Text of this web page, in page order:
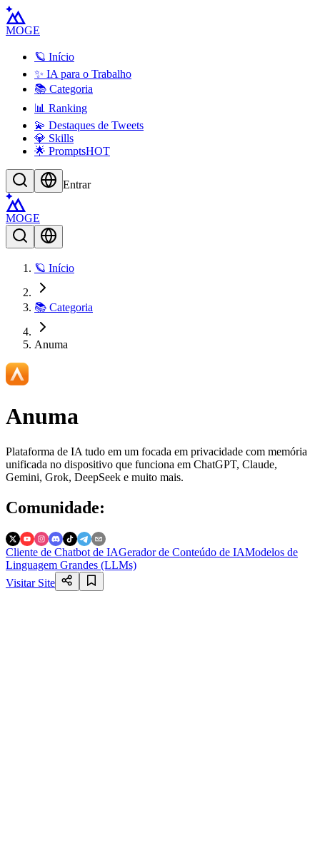
MOGE
🪐 Início
✨ IA para o Trabalho
📚 Categoria
📊 Ranking
💫 Destaques de Tweets
💎 Skills
🌟 PromptsHOT
Entrar
MOGE
🪐 Início
📚 Categoria
Anuma
Anuma
Plataforma de IA tudo em um focada em privacidade com memória
unificada no dispositivo que funciona em ChatGPT, Claude,
Gemini, Grok, DeepSeek e muito mais.
Comunidade:
Cliente de Chatbot de IAGerador de Conteúdo de IAModelos de
Linguagem Grandes (LLMs)
Visitar Site